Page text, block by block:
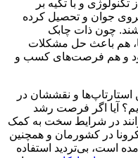
تکنولوژی و با تکیه بر
جوان و تحصیل کرده
چون ذات چابک
هم باعث حل مشکلات
و هم فرصت‌های کسب و
استارتاپ‌ها و نقششان در
آیا اگر فرصت رشد
در شرایط سخت به کمک
در کشورمان و همچنین
است، بی‌تردید استفاده